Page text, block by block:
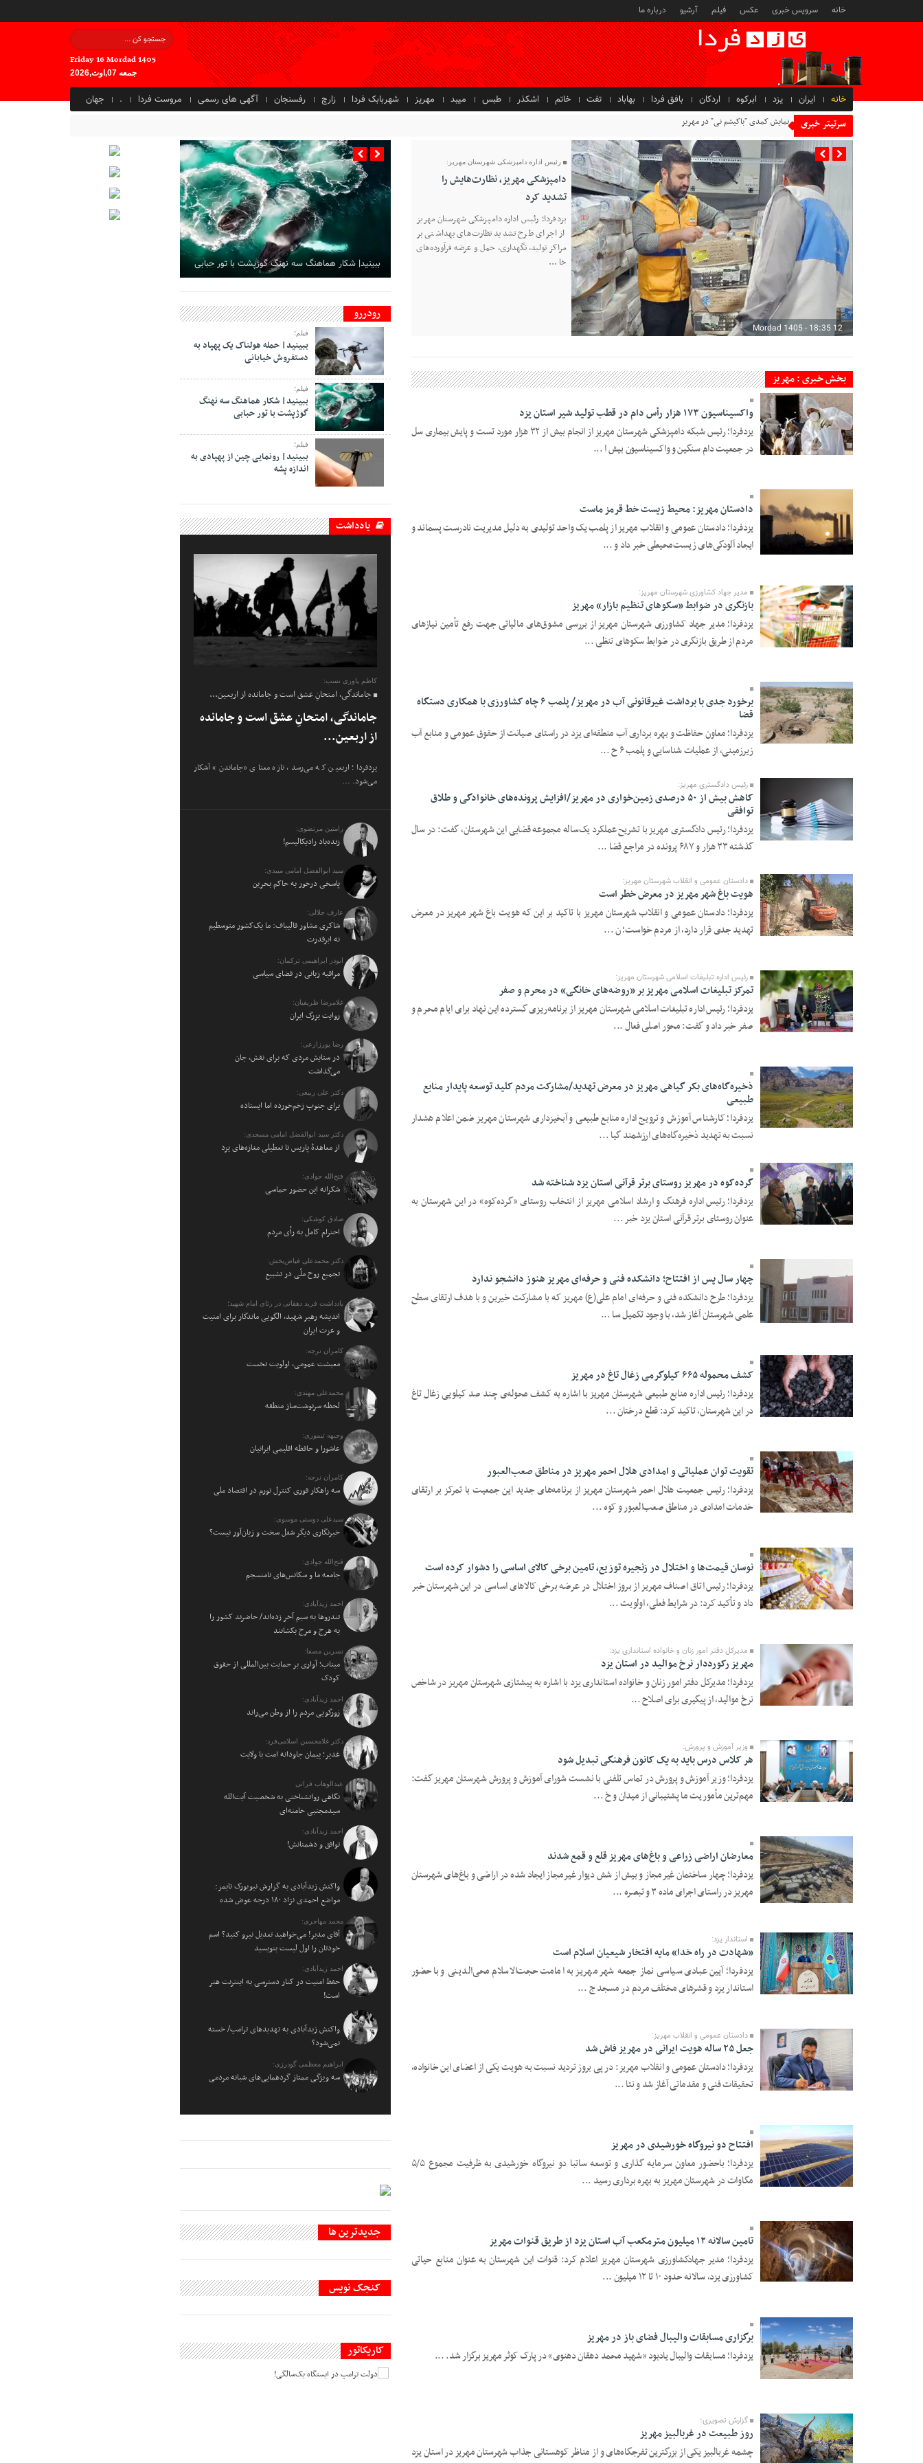
خانه سرویس خبری عکس فیلم آرشیو درباره ما
Friday 16 Mordad 1405
جمعه 07,اوت,2026
خانه ایران یزد ابرکوه اردکان بافق فردا بهاباد تفت خاتم اشکذر طبس میبد مهریز شهربابک فردا زارچ رفسنجان آگهی های رسمی مروست فردا . جهان
سرتیتر خبری نمایش کمدی "باکیشم نی" در مهریز
12 Mordad 1405 - 18:35
رئیس اداره دامپزشکی شهرستان مهریز:
دامپزشکی مهریز، نظارت‌هایش را
تشدید کرد
یزدفردا؛ رئیس اداره دامپزشکی شهرستان مهریز
از اجرای طرح تشدید نظارت‌های بهداشتی بر
مراکز تولید، نگهداری، حمل و عرضه فرآورده‌های
خا ...
بخش خبری : مهریز
28 Tir 1405 - 22:16
واکسیناسیون ۱۷۳ هزار رأس دام در قطب تولید شیر استان یزد
یزدفردا؛ رئیس شبکه دامپزشکی شهرستان مهریز از انجام بیش از ۳۲ هزار مورد تست و پایش بیماری سل
در جمعیت دام سنگین و واکسیناسیون بیش ا ...
22 Tir 1405 - 19:52
دادستان مهریز: محیط زیست خط قرمز ماست
یزدفردا؛ دادستان عمومی و انقلاب مهریز از پلمب یک واحد تولیدی به دلیل مدیریت نادرست پسماند و
ایجاد آلودگی‌های زیست‌محیطی خبر داد و ...
20 Tir 1405 - 09:03
مدیر جهاد کشاورزی شهرستان مهریز:
بازنگری در ضوابط «سکوهای تنظیم بازار» مهریز
یزدفردا؛ مدیر جهاد کشاورزی شهرستان مهریز از بررسی مشوق‌های مالیاتی جهت رفع تأمین نیازهای
مردم از طریق بازنگری در ضوابط سکوهای تنظی ...
17 Tir 1405 - 22:03
برخورد جدی با برداشت غیرقانونی آب در مهریز/ پلمب ۶ چاه کشاورزی با همکاری دستگاه
قضا
یزدفردا؛ معاون حفاظت و بهره برداری آب منطقه‌ای یزد در راستای صیانت از حقوق عمومی و منابع آب
زیرزمینی، از عملیات شناسایی و پلمب ۶ ح ...
06 Tir 1405 - 16:14
رئیس دادگستری مهریز:
کاهش بیش از ۵۰ درصدی زمین‌خواری در مهریز/افزایش پرونده‌های خانوادگی و طلاق
توافقی
یزدفردا؛ رئیس دادگستری مهریز با تشریح عملکرد یک‌ساله مجموعه قضایی این شهرستان، گفت: در سال
گذشته ۳۳ هزار و ۶۸۷ پرونده در مراجع قضا ...
06 Tir 1405 - 16:11
دادستان عمومی و انقلاب شهرستان مهریز:
هویت باغ‌ شهر مهریز در معرض خطر است
یزدفردا؛ دادستان عمومی و انقلاب شهرستان مهریز با تاکید بر این که هویت باغ‌ شهر مهریز در معرض
تهدید جدی قرار دارد، از مردم خواست؛ ن ...
26 Khordad 1405 -
رئیس اداره تبلیغات اسلامی شهرستان مهریز:
تمرکز تبلیغات اسلامی مهریز بر «روضه‌های خانگی» در محرم و صفر
یزدفردا؛ رئیس اداره تبلیغات اسلامی شهرستان مهریز از برنامه‌ریزی گسترده این نهاد برای ایام محرم و
صفر خبر داد و گفت: محور اصلی فعال ...
24 Khordad 1405 -
ذخیره‌گاه‌های بکر گیاهی مهریز در معرض تهدید/مشارکت مردم کلید توسعه پایدار منابع
طبیعی
یزدفردا؛ کارشناس آموزش و ترویج اداره منابع طبیعی و آبخیزداری شهرستان مهریز ضمن اعلام هشدار
نسبت به تهدید ذخیره‌گاه‌های ارزشمند گیا ...
14 Khordad 1405 -
گرده‌کوه در مهریز روستای برتر قرآنی استان یزد شناخته شد
یزدفردا؛ رئیس اداره فرهنگ و ارشاد اسلامی مهریز از انتخاب روستای «گرده‌کوه» در این شهرستان به
عنوان روستای برتر قرآنی استان یزد خبر ...
05 Khordad 1405 -
چهار سال پس از افتتاح؛ دانشکده فنی و حرفه‌ای مهریز هنوز دانشجو ندارد
یزدفردا؛ طرح دانشکده فنی و حرفه‌ای امام علی(ع) مهریز که با مشارکت خیرین و با هدف ارتقای سطح
علمی شهرستان آغاز شد، با وجود تکمیل سا ...
04 Khordad 1405 -
کشف محموله ۶۶۵ کیلوگرمی زغال تاغ در مهریز
یزدفردا؛ رئیس اداره منابع طبیعی شهرستان مهریز با اشاره به کشف محوله‌ی چند صد کیلویی زغال تاغ
در این شهرستان، تاکید کرد: قطع درختان ...
02 Khordad 1405 -
تقویت توان عملیاتی و امدادی هلال احمر مهریز در مناطق صعب‌العبور
یزدفردا؛ رئیس جمعیت هلال احمر شهرستان مهریز از برنامه‌های جدید این جمعیت با تمرکز بر ارتقای
خدمات امدادی در مناطق صعب‌العبور و کوه ...
29 Ordibehesht 1405 -
نوسان قیمت‌ها و اختلال در زنجیره توزیع، تامین برخی کالای اساسی را دشوار کرده است
یزدفردا؛ رئیس اتاق اصناف مهریز از بروز اختلال در عرضه برخی کالاهای اساسی در این شهرستان خبر
داد و تأکید کرد: در شرایط فعلی، اولویت ...
28 Ordibehesht 1405 -
مدیرکل دفتر امور زنان و خانواده استانداری یزد:
مهریز رکورددار نرخ موالید در استان یزد
یزدفردا؛ مدیرکل دفتر امور زنان و خانواده استانداری یزد با اشاره به پیشتازی شهرستان مهریز در شاخص
نرخ موالید، از پیگیری برای اصلاح ...
16 Ordibehesht 1405 -
وزیر آموزش و پرورش:
هر کلاس درس باید به یک کانون فرهنگی تبدیل شود
یزدفردا؛ وزیر آموزش و پرورش در تماس تلفنی با نشست شورای آموزش و پرورش شهرستان مهریز گفت:
مهم‌ترین مأموریت ما پشتیبانی از میدان و خ ...
15 Ordibehesht 1405 -
معارضان اراضی زراعی و باغ‌های مهریز قلع و قمع شدند
یزدفردا؛ چهار ساختمان غیرمجاز و بیش از شش دیوار غیرمجاز ایجاد شده در اراضی و باغ‌های شهرستان
مهریز در راستای اجرای ماده ۳ و تبصره ...
04 Ordibehesht 1405 -
استاندار یزد:
«شهادت در راه خدا» مایه افتخار شیعیان اسلام است
یزدفردا؛ آیین عبادی سیاسی نماز جمعه شهر مهریز به امامت حجت‌الاسلام محی‌الدینی و با حضور
استاندار یزد و قشرهای مختلف مردم در مسجد ج ...
26 Farvardin 1405 -
دادستان عمومی و انقلاب مهریز:
جعل ۲۵ ساله هویت ایرانی در مهریز فاش شد
یزدفردا؛ دادستان عمومی و انقلاب مهریز: در پی بروز تردید نسبت به هویت یکی از اعضای این خانواده،
تحقیقات فنی و مقدماتی آغاز شد و نتا ...
21 Farvardin 1405 -
افتتاح دو نیروگاه خورشیدی در مهریز
یزدفردا؛ باحضور معاون سرمایه گذاری و توسعه ساتبا دو نیروگاه خورشیدی به ظرفیت مجموع ۵/۵
مگاوات در شهرستان مهریز به بهره برداری رسید ...
15 Farvardin 1405 -
تامین سالانه ۱۲ میلیون مترمکعب آب استان یزد از طریق قنوات مهریز
یزدفردا؛ مدیر جهادکشاورزی شهرستان مهریز اعلام کرد: قنوات این شهرستان به عنوان منابع حیاتی
کشاورزی یزد، سالانه حدود ۱۰ تا ۱۲ میلیون ...
15 Farvardin 1405 -
برگزاری مسابقات والیبال فضای باز در مهریز
یزدفردا؛ مسابقات والیبال یادبود «شهید محمد دهقان دهنوی» در پارک کوثر مهریز برگزار شد. ...
گزارش تصویری؛
روز طبیعت در غربالبیز مهریز
چشمه غربالبیز یکی از بزرگترین تفرجگاه‌های و از مناظر کوهستانی جذاب شهرستان مهریز در استان یزد
ببینید| شکار هماهنگ سه نهنگ گوژپشت با تور حبابی
رودررو
فیلم؛
ببینید| حمله هولناک یک پهپاد به
دستفروش خیابانی
فیلم؛
ببینید| شکار هماهنگ سه نهنگ
گوژپشت با تور حبابی
فیلم؛
ببینید| رونمایی چین از پهپادی به
اندازه پشه
یادداشت
کاظم یاوری نسب:
جاماندگی، امتحانِ عشق است و جامانده از اربعین...
جاماندگی، امتحانِ عشق است و جامانده
از اربعین...
یزدفردا؛ اربعین که می‌رسد، تازه معنای «جاماندن» آشکار
می‌شود. ...
رامتین مرتضوی:
زنده‌باد رادیکالیسم!
سید ابوالفضل امامی میبدی:
پاسخی درخور به حاکم بحرین
عارف جلالی:
شاکری مشاور قالیباف: ما یک‌کشور متوسطیم
نه ابرقدرت
ابوذر ابراهیمی ترکمان:
مراقبه زبانی در فضای سیاسی
غلامرضا ظریفیان:
روایت بزرگ ایران
رضا پورزارعی:
در ستایش مردی که برای نقش، جان
می‌گذاشت
دکتر علی ربیعی:
برای جنوبِ زخم‌خورده اما ایستاده
دکتر سید ابوالفضل امامی مسجدی:
از معاهدهٔ پاریس تا تعطیلی مغازه‌های یزد
فتح‌الله جوادی:
شکرانه این حضور حماسی
صادق کوشکی:
احترام کامل به رأی مردم
دکتر محمدعلی فیاض‌بخش:
تجمیع روح ملّی در تشییع
یادداشت فرید دهقانی در رثای امام شهید؛
اندیشه رهبر شهید، الگویی ماندگار برای امنیت
و عزت ایران
کامران نرجه:
معیشت عمومی، اولویت نخست
محمدعلی مهتدی:
لحظه سرنوشت‌ساز منطقه
وجیهه تیموری:
عاشورا و حافظه اقلیمی ایرانیان
کامران نرجه:
سه راهکار فوری کنترل تورم در اقتصاد ملی
سیدعلی دوستی موسوی:
خبرنگاری دیگر شغل سخت و زیان‌آور نیست؟
فتح‌الله جوادی:
جامعه ما و سکانس‌های نامنسجم
احمد زیدآبادی:
تندروها به سیم آخر زده‌اند/ حاضرند کشور را
به هرج و مرج بکشانند
نسرین مصفا:
میناب؛ آواری بر حمایت بین‌المللی از حقوق
کودک
احمد زیدآبادی:
زورگویی مردم را از وطن می‌راند
دکتر غلامحسین اسلامی‌فرد:
غدیر؛ پیمان جاودانه امت با ولایت
عبدالوهاب فراتی
نگاهی روانشناختی به شخصیت آیت‌الله
سیدمجتبی خامنه‌ای
احمد زیدآبادی:
توافق و دشمنانش!
واکنش زیدآبادی به گزارش نیویورک تایمز:
مواضع احمدی نژاد ۱۸۰ درجه عوض شده
محمد مهاجری:
آقای مدیر! می‌خواهید تعدیل نیرو کنید؟ اسم
خودتان را اول لیست بنویسید
احمد زیدآبادی:
حفظ امنیت در کنار دسترسی به اینترنت هنر
است!
واکنش زیدآبادی به تهدیدهای ترامپ/ خسته
نمی‌شود؟
ابراهیم معظمی گودرزی:
سه ویژگی ممتاز گردهمایی‌های شبانه مردمی
جديدترين ها
کنجک نویس
کاریکاتور